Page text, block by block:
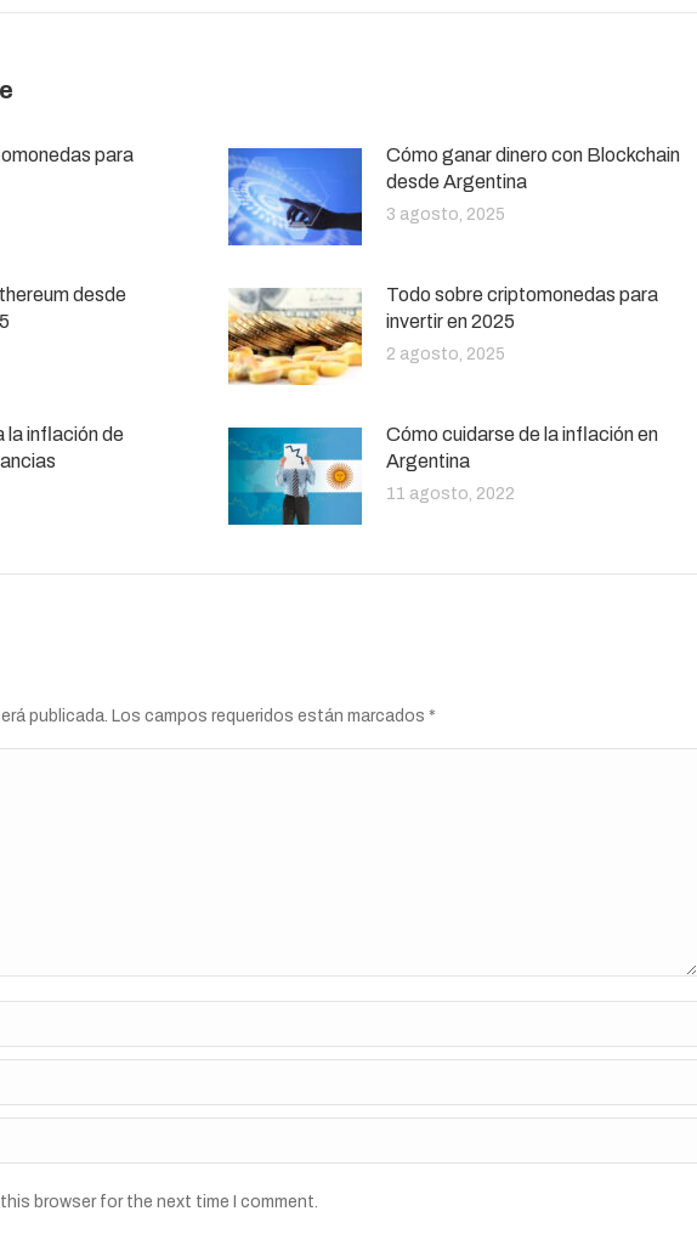
para
Cómo ganar dinero con Blockchain
desde Argentina
3 agosto, 2025
desde
Todo sobre criptomonedas para
invertir en 2025
2 agosto, 2025
la inflación de
Cómo cuidarse de la inflación en
Argentina
11 agosto, 2022
publicada. Los campos requeridos están marcados *
browser for the next time I comment.